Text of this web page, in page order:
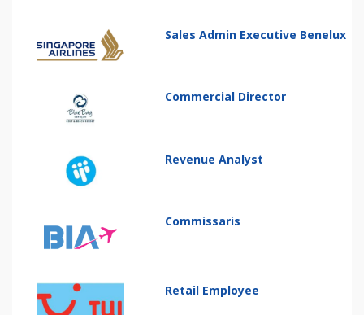
Sales Admin Executive Benelux
Commercial Director
Revenue Analyst
Commissaris
Retail Employee